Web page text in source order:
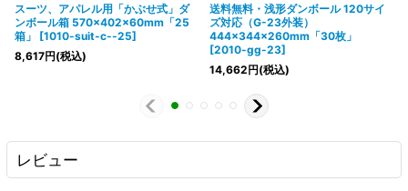
スーツ、アパレル用「かぶせ式」ダ
ンボール箱 570×402×60mm「25
箱」
[1010-suit-c--25]
8,617円(税込)
送料無料・浅形ダンボール 120サイ
ズ対応（G-23外装）
444×344×260mm「30枚」
[2010-gg-23]
14,662円(税込)
レビュー